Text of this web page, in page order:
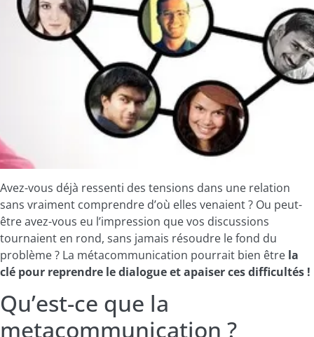
Avez-vous déjà ressenti des tensions dans une relation
sans vraiment comprendre d’où elles venaient ? Ou peut-
être avez-vous eu l’impression que vos discussions
tournaient en rond, sans jamais résoudre le fond du
problème ? La métacommunication pourrait bien être la
clé pour reprendre le dialogue et apaiser ces difficultés !
Qu’est-ce que la
metacommunication ?